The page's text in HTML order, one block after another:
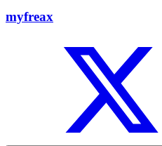
myfreax